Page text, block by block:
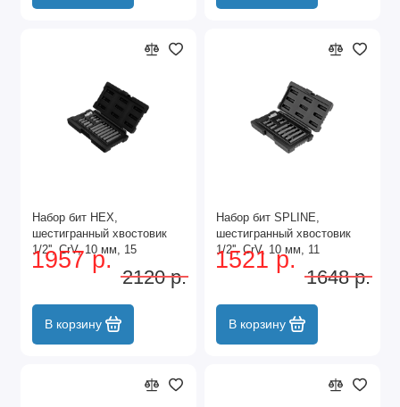
Набор бит HEX,
шестигранный хвостовик
1/2'', CrV, 10 мм, 15
предметов Stels
1957 р.
2120 р.
В корзину
Набор бит SPLINE,
шестигранный хвостовик
1/2'', CrV, 10 мм, 11
предметов Stels
1521 р.
1648 р.
В корзину